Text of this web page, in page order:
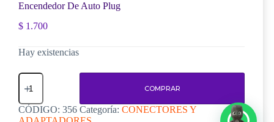
Encendedor De Auto Plug
$ 1.700
Hay existencias
Encendedor
De
Plug
cantidad
COMPRAR
CÓDIGO: 356 Categoría: CONECTORES Y